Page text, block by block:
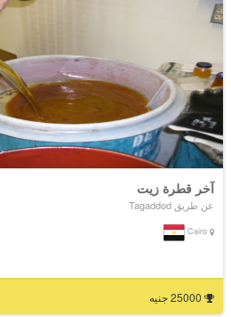
آخر قطرة زيت
عن طريق Tagaddod
Cairo
25000 جنيه